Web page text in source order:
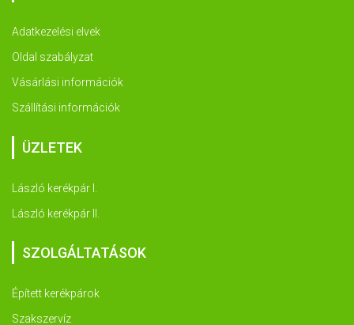
Adatkezelési elvek
Oldal szabályzat
Vásárlási információk
Szállítási információk
ÜZLETEK
László kerékpár I.
László kerékpár II.
SZOLGÁLTATÁSOK
Épített kerékpárok
Szakszervíz